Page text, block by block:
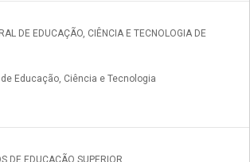
DE EDUCAÇÃO, CIÊNCIA E TECNOLOGIA DE
Educação, Ciência e Tecnologia